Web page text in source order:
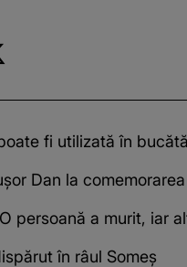
fi utilizată în
Dan la
persoană a murit, iar
în râul Someș